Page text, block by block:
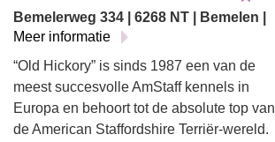
Bemelerweg 334 | 6268 NT | Bemelen |
Meer informatie
“Old Hickory” is sinds 1987 een van de
meest succesvolle AmStaff kennels in
Europa en behoort tot de absolute top van
de American Staffordshire Terriër-wereld.